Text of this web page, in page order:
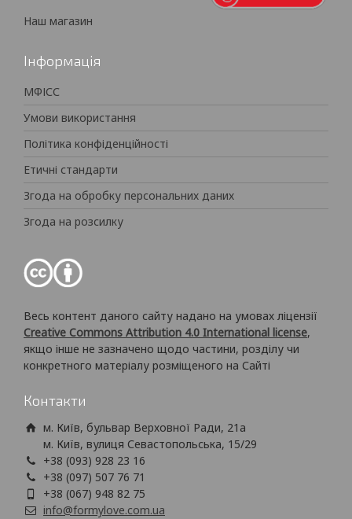
Наш магазин
Інформація
МФІСС
Умови використання
Політика конфіденційності
Етичні стандарти
Згода на обробку персональних даних
Згода на розсилку
Весь контент даного сайту надано на умовах ліцензії
Creative Commons Attribution 4.0 International license,
якщо інше не зазначено щодо частини, розділу чи
конкретного матеріалу розміщеного на Сайті
Контакти
м. Київ, бульвар Верховної Ради, 21а
м. Київ, вулиця Севастопольська, 15/29
+38 (093) 928 23 16
+38 (097) 507 76 71
+38 (067) 948 82 75
info@formylove.com.ua